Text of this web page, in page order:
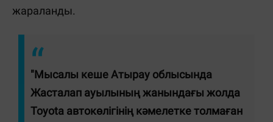
жараланды.
"Мысалы кеше Атырау облысында
Жасталап ауылының жанындағы жолда
Toyota автокөлігінің кәмелетке толмаған